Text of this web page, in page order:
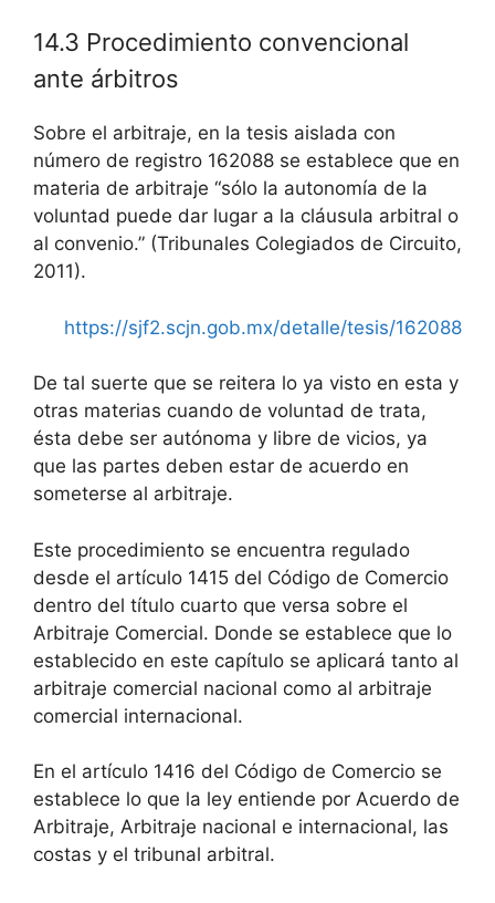
14.3 Procedimiento convencional
ante árbitros
Sobre el arbitraje, en la tesis aislada con
número de registro 162088 se establece que en
materia de arbitraje “sólo la autonomía de la
voluntad puede dar lugar a la cláusula arbitral o
al convenio.” (Tribunales Colegiados de Circuito,
2011).
https://sjf2.scjn.gob.mx/detalle/tesis/162088
De tal suerte que se reitera lo ya visto en esta y
otras materias cuando de voluntad de trata,
ésta debe ser autónoma y libre de vicios, ya
que las partes deben estar de acuerdo en
someterse al arbitraje.
Este procedimiento se encuentra regulado
desde el artículo 1415 del Código de Comercio
dentro del título cuarto que versa sobre el
Arbitraje Comercial. Donde se establece que lo
establecido en este capítulo se aplicará tanto al
arbitraje comercial nacional como al arbitraje
comercial internacional.
En el artículo 1416 del Código de Comercio se
establece lo que la ley entiende por Acuerdo de
Arbitraje, Arbitraje nacional e internacional, las
costas y el tribunal arbitral.